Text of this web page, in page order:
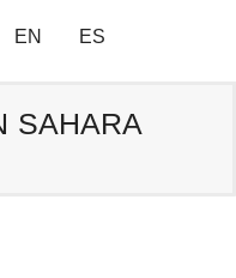
EN ES
SAHARA